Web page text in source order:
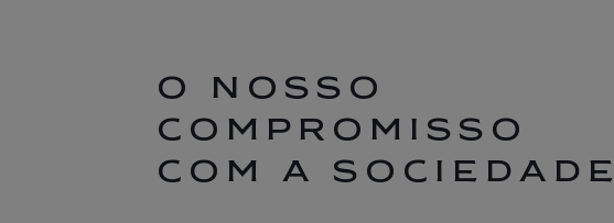
O NOSSO
COMPROMISSO
COM A SOCIEDADE